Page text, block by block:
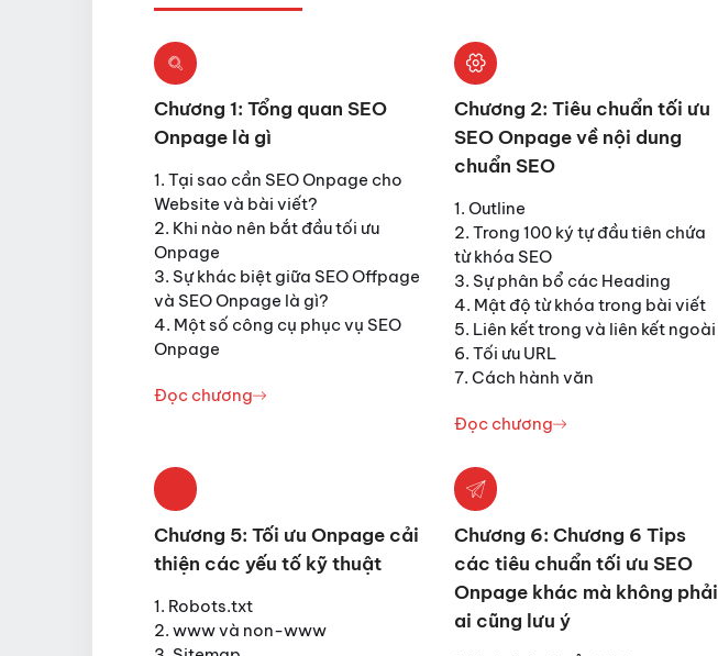
Chương 1: Tổng quan SEO
Onpage là gì
1. Tại sao cần SEO Onpage cho
Website và bài viết?
2. Khi nào nên bắt đầu tối ưu
Onpage
3. Sự khác biệt giữa SEO Offpage
và SEO Onpage là gì?
4. Một số công cụ phục vụ SEO
Onpage
Đọc chương
Chương 2: Tiêu chuẩn tối ưu
SEO Onpage về nội dung
chuẩn SEO
1. Outline
2. Trong 100 ký tự đầu tiên chứa
từ khóa SEO
3. Sự phân bổ các Heading
4. Mật độ từ khóa trong bài viết
5. Liên kết trong và liên kết ngoài
6. Tối ưu URL
7. Cách hành văn
Đọc chương
Chương 5: Tối ưu Onpage cải
thiện các yếu tố kỹ thuật
1. Robots.txt
2. www và non-www
Chương 6: Chương 6 Tips
các tiêu chuẩn tối ưu SEO
Onpage khác mà không phải
ai cũng lưu ý